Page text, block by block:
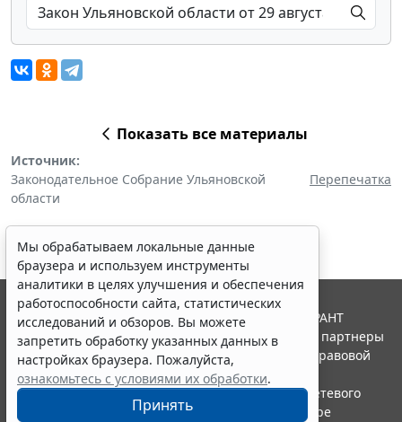
Показать все материалы
Источник:
Законодательное Собрание Ульяновской
области
Перепечатка
Мы обрабатываем локальные данные
браузера и используем инструменты
аналитики в целях улучшения и обеспечения
работоспособности сайта, статистических
исследований и обзоров. Вы можете
запретить обработку указанных данных в
настройках браузера. Пожалуйста,
ознакомьтесь с условиями их обработки.
Принять
© ООО "НПП "ГАРАНТ-СЕРВИС", 2026. Система ГАРАНТ
выпускается с 1990 года. Компания "Гарант" и ее партнеры
являются участниками Российской ассоциации правовой
информации ГАРАНТ.
Портал ГАРАНТ.РУ зарегистрирован в качестве сетевого
издания Федеральной службой по надзору в сфере